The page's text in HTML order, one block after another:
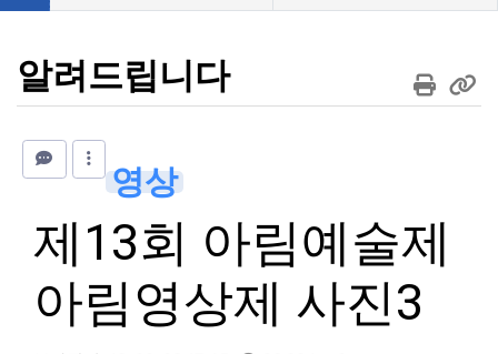
알려드립니다
영상
제13회 아림예술제
아림영상제 사진3